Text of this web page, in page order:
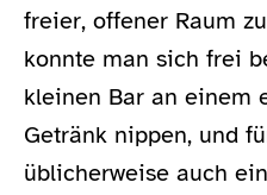
freier, offener Raum
konnte man sich frei
kleinen Bar an einem
Getränk nippen, und
üblicherweise auch